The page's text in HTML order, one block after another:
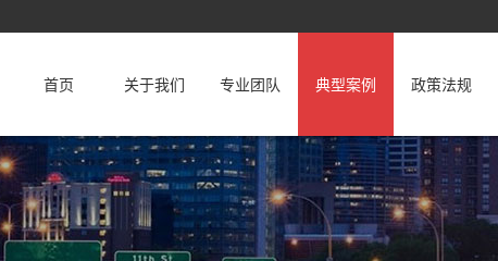
首页 关于我们 专业团队 典型案例 政策法规